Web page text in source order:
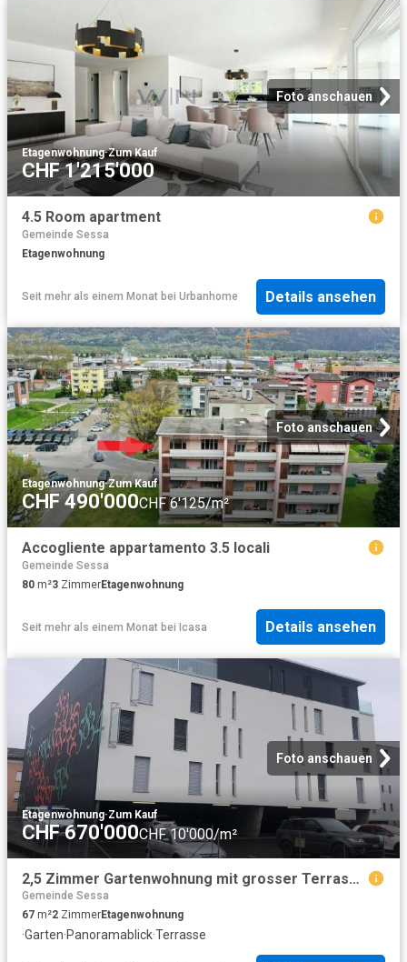
Foto anschauen
Etagenwohnung·Zum Kauf
CHF 1'215'000
4.5 Room apartment
Gemeinde Sessa
Etagenwohnung
Seit mehr als einem Monat bei Urbanhome Details ansehen
Foto anschauen
Etagenwohnung·Zum Kauf
CHF 490'000CHF 6'125/m²
Accogliente appartamento 3.5 locali
Gemeinde Sessa
80 m²3 ZimmerEtagenwohnung
Seit mehr als einem Monat bei Icasa Details ansehen
Foto anschauen
Etagenwohnung·Zum Kauf
CHF 670'000CHF 10'000/m²
2,5 Zimmer Gartenwohnung mit grosser Terrasse /2,5 Zimmer Wohnung mit Garten und überdachter Terrasse
Gemeinde Sessa
67 m²2 ZimmerEtagenwohnung
·Garten·Panoramablick·Terrasse